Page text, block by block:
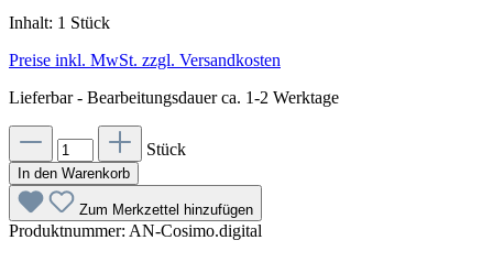
Inhalt: 1 Stück
Preise inkl. MwSt. zzgl. Versandkosten
Lieferbar - Bearbeitungsdauer ca. 1-2 Werktage
Stück
In den Warenkorb
Zum Merkzettel hinzufügen
Produktnummer: AN-Cosimo.digital